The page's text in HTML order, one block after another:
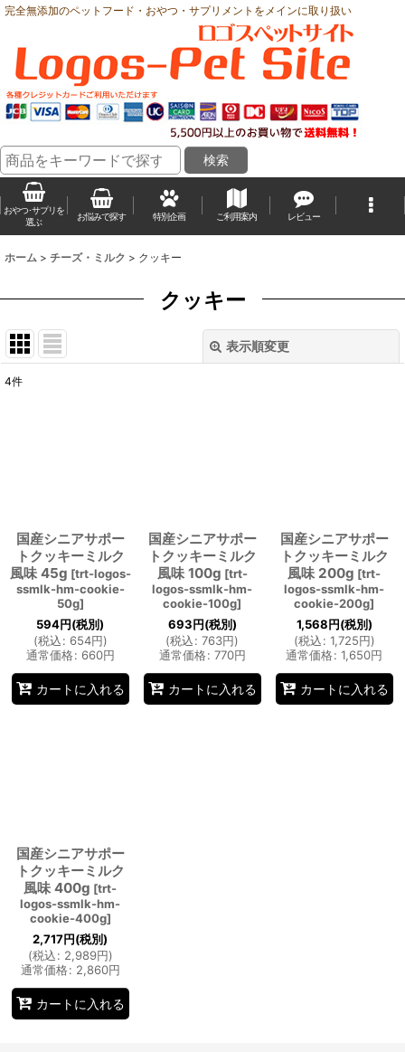
完全無添加のペットフード・おやつ・サプリメントをメインに取り扱い
おやつ･サプリを
選ぶ
お悩みで探す 特別企画 ご利用案内 レビュー
ホーム > チーズ・ミルク > クッキー
クッキー
表示順変更
4件
国産シニアサポー
トクッキーミルク
風味 45g [trt-logos-
ssmlk-hm-cookie-
50g]
594円(税別)
(税込: 654円)
通常価格: 660円
カートに入れる
国産シニアサポー
トクッキーミルク
風味 100g [trt-
logos-ssmlk-hm-
cookie-100g]
693円(税別)
(税込: 763円)
通常価格: 770円
カートに入れる
国産シニアサポー
トクッキーミルク
風味 200g [trt-
logos-ssmlk-hm-
cookie-200g]
1,568円(税別)
(税込: 1,725円)
通常価格: 1,650円
カートに入れる
国産シニアサポー
トクッキーミルク
風味 400g [trt-
logos-ssmlk-hm-
cookie-400g]
2,717円(税別)
(税込: 2,989円)
通常価格: 2,860円
カートに入れる